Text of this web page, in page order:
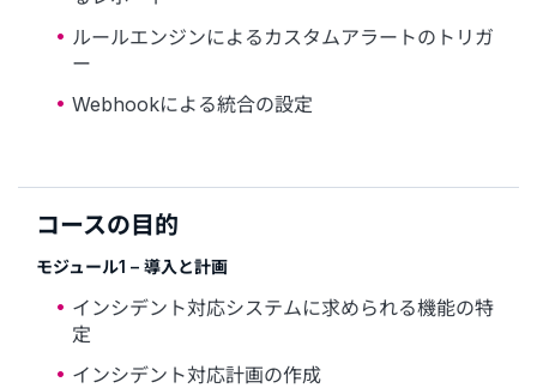
ルールエンジンによるカスタムアラートのトリガ
ー
Webhookによる統合の設定
コースの目的
モジュール1 – 導入と計画
インシデント対応システムに求められる機能の特
定
インシデント対応計画の作成